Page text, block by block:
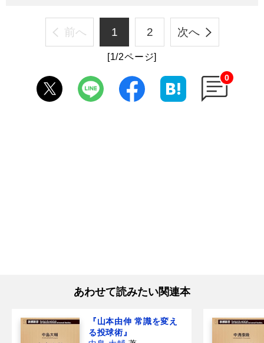
前へ 1 2 次へ
[1/2ページ]
0
あわせて読みたい関連本
『山本由伸 常識を変え
る投球術』